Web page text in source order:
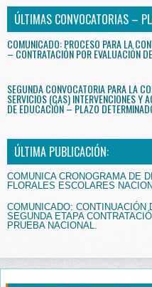
ÚLTIMAS CONVOCATORIAS –
COMUNICADO: PROCESO PARA LA
– CONTRATACIÓN POR EVALUACIÓN
SEGUNDA CONVOCATORIA PARA LA
SERVICIOS (CAS) INTERVENCIONES Y
DE EDUCACIÓN – PLAZO
ÚLTIMA PUBLICACIÓN:
COMUNICA CRONOGRAMA DE
FLORALES ESCOLARES
COMUNICADO: CONTINUACIÓN
SEGUNDA ETAPA
PRUEBA NACIONAL.